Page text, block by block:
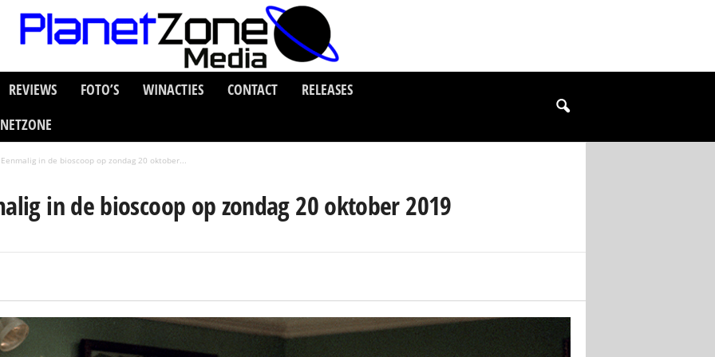
REVIEWS FOTO’S WINACTIES CONTACT
RELEASES
in de bioscoop op zondag 20 oktober...
in de bioscoop op zondag 20 oktober 2019